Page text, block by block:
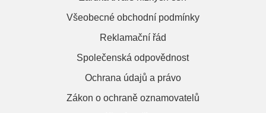
Všeobecné obchodní podmínky
Reklamační řád
Společenská odpovědnost
Ochrana údajů a právo
Zákon o ochraně oznamovatelů